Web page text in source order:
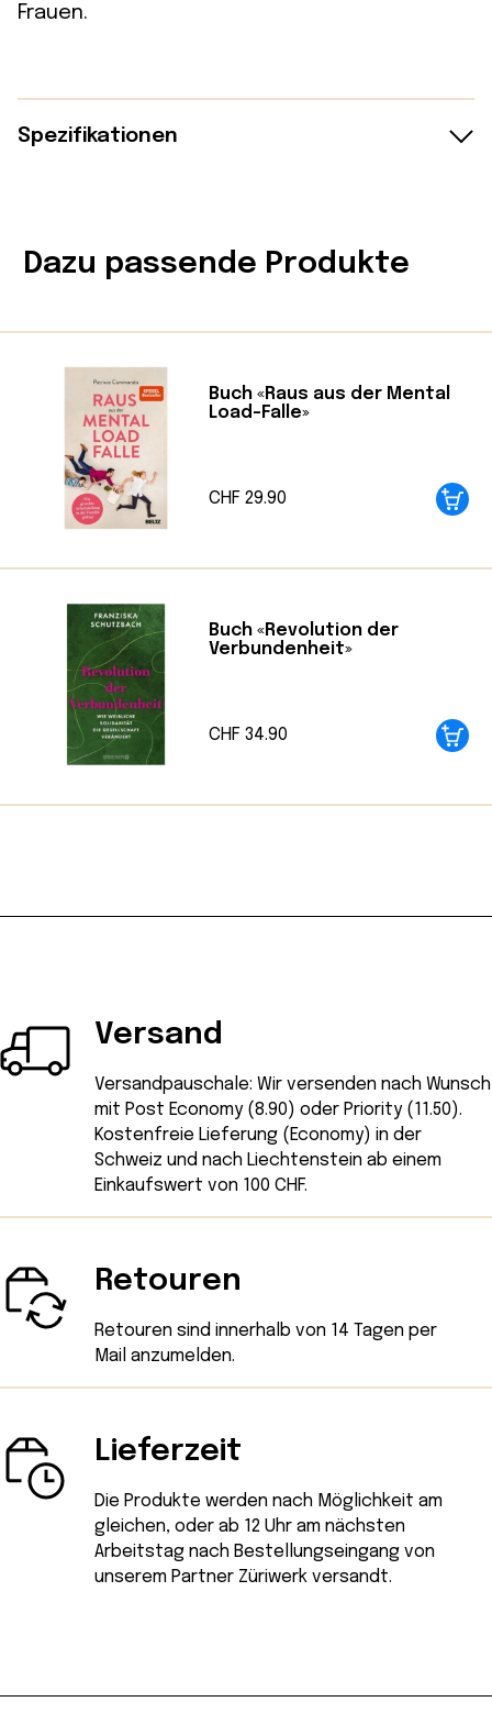
Frauen.
Spezifikationen
Produktsprache: Deutsch
Verlag: Fischer Taschenbuch
Erscheinungsjahr: 2017
Autorin: Chimamanda Ngozi Adichie
Übersetzung: Anette Grube
ISBN: 9783596299683
Dazu passende Produkte
Buch «Raus aus der Mental
Load-Falle»
CHF 29.90
Buch «Revolution der
Verbundenheit»
CHF 34.90
Versand
Versandpauschale: Wir versenden nach Wunsch
mit Post Economy (8.90) oder Priority (11.50).
Kostenfreie Lieferung (Economy) in der
Schweiz und nach Liechtenstein ab einem
Einkaufswert von 100 CHF.
Retouren
Retouren sind innerhalb von 14 Tagen per
Mail anzumelden.
Lieferzeit
Die Produkte werden nach Möglichkeit am
gleichen, oder ab 12 Uhr am nächsten
Arbeitstag nach Bestellungseingang von
unserem Partner Züriwerk versandt.